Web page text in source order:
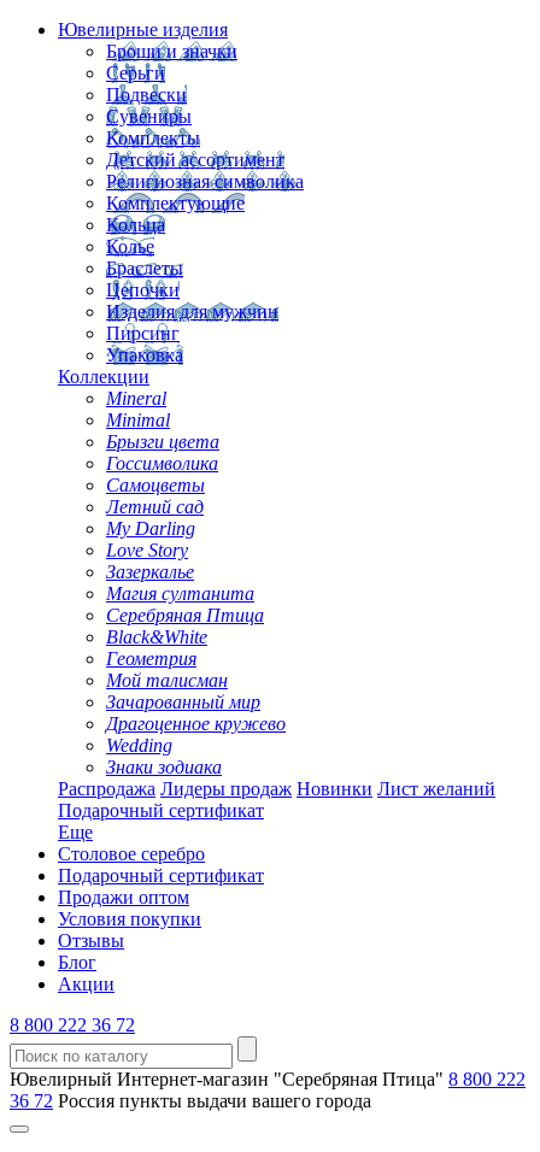
Ювелирные изделия
Броши и значки
Серьги
Подвески
Сувениры
Комплекты
Детский ассортимент
Религиозная символика
Комплектующие
Кольца
Колье
Браслеты
Цепочки
Изделия для мужчин
Пирсинг
Упаковка
Коллекции
Mineral
Minimal
Брызги цвета
Госсимволика
Самоцветы
Летний сад
My Darling
Love Story
Зазеркалье
Магия султанита
Серебряная Птица
Black&White
Геометрия
Мой талисман
Зачарованный мир
Драгоценное кружево
Wedding
Знаки зодиака
Распродажа Лидеры продаж Новинки Лист желаний
Подарочный сертификат
Еще
Столовое серебро
Подарочный сертификат
Продажи оптом
Условия покупки
Отзывы
Блог
Акции
8 800 222 36 72
Ювелирный Интернет-магазин "Серебряная Птица" 8 800 222
36 72 Россия пункты выдачи вашего города